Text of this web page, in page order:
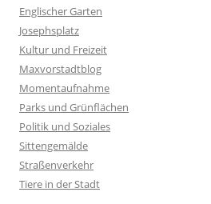
Englischer Garten
Josephsplatz
Kultur und Freizeit
Maxvorstadtblog
Momentaufnahme
Parks und Grünflächen
Politik und Soziales
Sittengemälde
Straßenverkehr
Tiere in der Stadt